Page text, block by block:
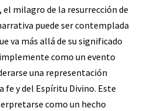
milagro de la resurrección de
puede ser contemplada
va más allá de su significado
como un evento
una representación
fe y del Espíritu Divino. Este
como un hecho